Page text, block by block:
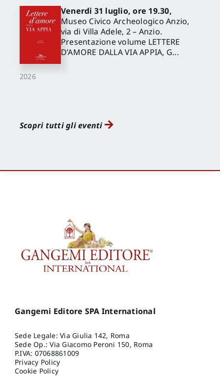
2026
Venerdì 31 luglio, ore 19.30,
Museo Civico Archeologico Anzio,
via di Villa Adele, 2 – Anzio.
Presentazione volume LETTERE
D’AMORE DALLA VIA APPIA, G...
Scopri tutti gli eventi
Gangemi Editore SPA International
Sede Legale: Via Giulia 142, Roma
Sede Op.: Via Giacomo Peroni 150, Roma
P.IVA: 07068861009
Privacy Policy
Cookie Policy